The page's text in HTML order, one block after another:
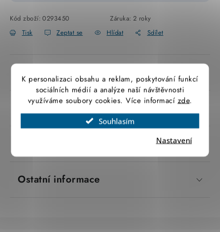
K personalizaci obsahu a reklam, poskytování funkcí
sociálních médií a analýze naší návštěvnosti
využíváme soubory cookies. Více informacízde.
Souhlasím
Nastavení
SVÍTIDLA technická
VÝPRODEJ
Položky bez zařazené kategorie dle výrobců
Otevírací doba výdejny
Kód zboží: 0293450 Záruka: 2 roky
Tisk
Zeptat se Hlídat Sdílet
Popis produktu
Parametry produktu
Ostatní informace